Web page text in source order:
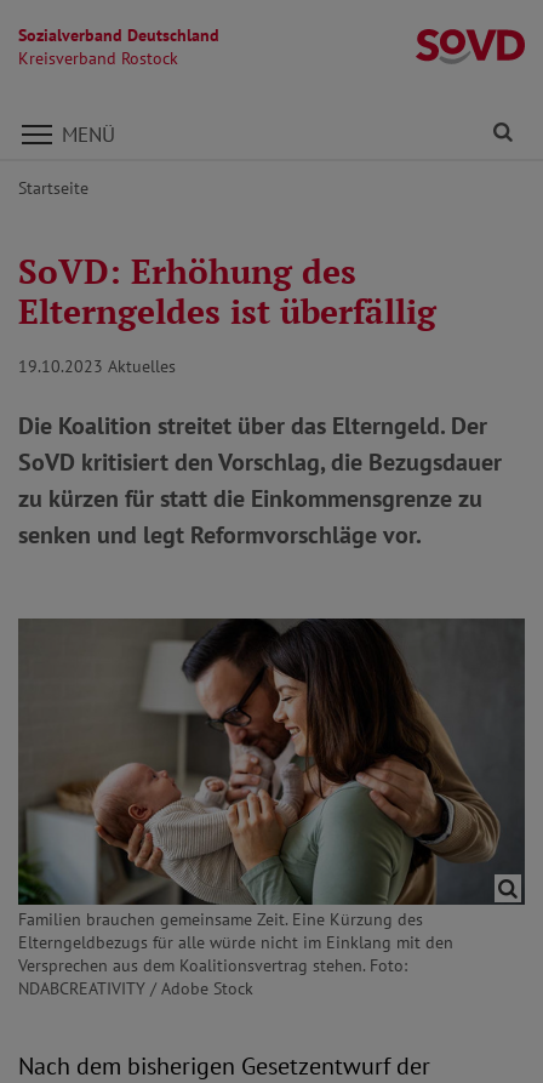
Sozialverband Deutschland
Kreisverband Rostock
Direkt zu den Inhalten springen
MENÜ
Startseite
SoVD: Erhöhung des
Elterngeldes ist überfällig
19.10.2023 Aktuelles
Die Koalition streitet über das Elterngeld. Der
SoVD kritisiert den Vorschlag, die Bezugsdauer
zu kürzen für statt die Einkommensgrenze zu
senken und legt Reformvorschläge vor.
Familien brauchen gemeinsame Zeit. Eine Kürzung des
Elterngeldbezugs für alle würde nicht im Einklang mit den
Versprechen aus dem Koalitionsvertrag stehen. Foto:
NDABCREATIVITY / Adobe Stock
Nach dem bisherigen Gesetzentwurf der